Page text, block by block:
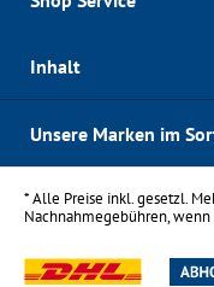
Inhalt
Unsere Marken im
* Alle Preise inkl. gesetzl.
Nachnahmegebühren,